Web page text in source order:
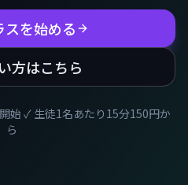
スを始める
方はこちら
始 ✓ 生徒1名あたり15分150円か
ら